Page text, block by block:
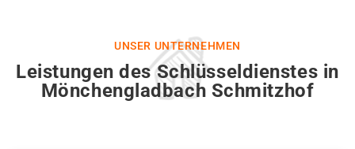
UNSER UNTERNEHMEN
Leistungen des Schlüsseldienstes in
Mönchengladbach Schmitzhof